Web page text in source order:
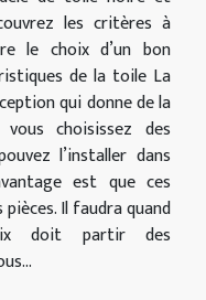
les critères à
le choix d’un bon
de la toile La
qui donne de la
choisissez des
l’installer dans
est que ces
Il faudra quand
doit partir des